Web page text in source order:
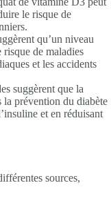
le risque de
qu’un niveau
de maladies
et les accidents
suggèrent que la
prévention du diabète
et en réduisant
sources,